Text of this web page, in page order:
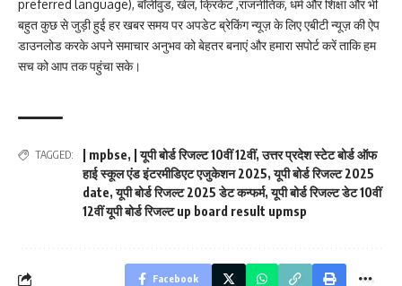
preferred language), बॉलीवुड, खेल, क्रिकेट ,राजनीतिक, धर्म और शिक्षा और भी
बहुत कुछ से जुड़ी हुई हर खबर समय पर अपडेट ब्रेकिंग न्यूज़ के लिए एबीटी न्यूज़ की ऐप
डाउनलोड करके अपने समाचार अनुभव को बेहतर बनाएं और हमारा सपोर्ट करें ताकि हम
सच को आप तक पहुंचा सके।
TAGGED: | mpbse, | यूपी बोर्ड रिजल्ट 10वीं 12वीं,उत्तर प्रदेश स्टेट बोर्ड ऑफ
हाई स्कूल एंड इंटरमीडिएट एजुकेशन 2025,यूपी बोर्ड रिजल्ट 2025
date,यूपी बोर्ड रिजल्ट 2025 डेट कन्फर्म,यूपी बोर्ड रिजल्ट डेट 10वीं
12वीं यूपी बोर्ड रिजल्ट up board result upmsp
Facebook